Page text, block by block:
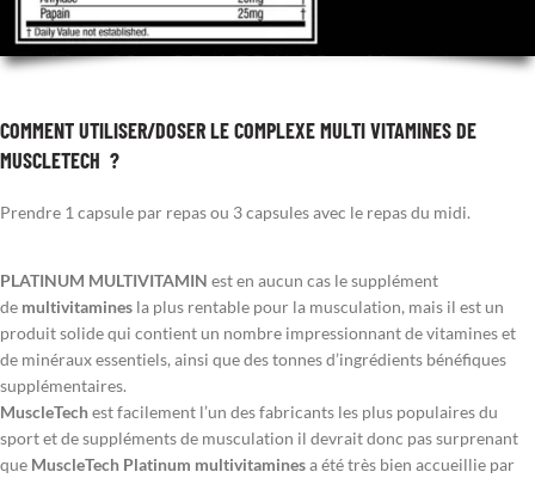
COMMENT UTILISER/DOSER LE COMPLEXE MULTI VITAMINES DE
MUSCLETECH ?
Prendre 1 capsule par repas ou 3 capsules avec le repas du midi.
PLATINUM MULTIVITAMIN est en aucun cas le supplément
de multivitamines la plus rentable pour la musculation, mais il est un
produit solide qui contient un nombre impressionnant de vitamines et
de minéraux essentiels, ainsi que des tonnes d’ingrédients bénéfiques
supplémentaires.
MuscleTechest facilement l’un des fabricants les plus populaires du
sport et de suppléments de musculation il devrait donc pas surprenant
que MuscleTech Platinum multivitaminesa été très bien accueillie par